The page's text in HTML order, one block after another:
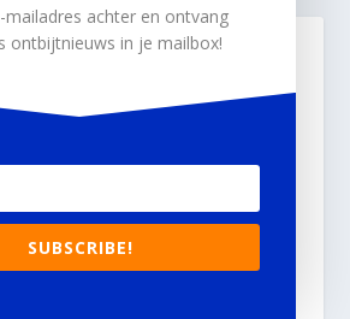
mailadres achter en ontvang
ontbijtnieuws in je mailbox!
SUBSCRIBE!